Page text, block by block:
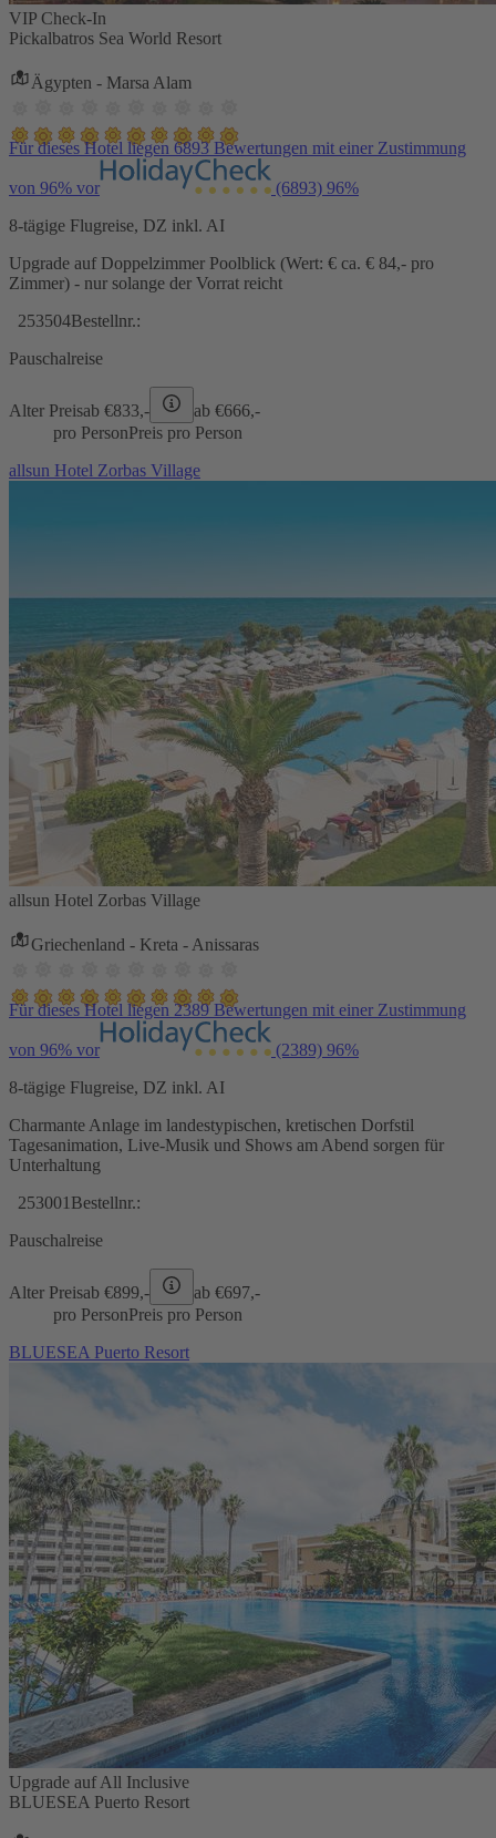
VIP Check-In
Pickalbatros Sea World Resort
Ägypten - Marsa Alam
Für dieses Hotel liegen 6893 Bewertungen mit einer Zustimmung
von 96% vor (6893) 96%
8-tägige Flugreise, DZ inkl. AI
Upgrade auf Doppelzimmer Poolblick (Wert: € ca. € 84,- pro
Zimmer) - nur solange der Vorrat reicht
253504Bestellnr.:
Pauschalreise
Alter Preisab €833,- ab €666,-
pro PersonPreis pro Person
allsun Hotel Zorbas Village
allsun Hotel Zorbas Village
Griechenland - Kreta - Anissaras
Für dieses Hotel liegen 2389 Bewertungen mit einer Zustimmung
von 96% vor (2389) 96%
8-tägige Flugreise, DZ inkl. AI
Charmante Anlage im landestypischen, kretischen Dorfstil
Tagesanimation, Live-Musik und Shows am Abend sorgen für
Unterhaltung
253001 Bestellnr.:
Pauschalreise
Alter Preisab €899,- ab €697,-
pro PersonPreis pro Person
BLUESEA Puerto Resort
Upgrade auf All Inclusive
BLUESEA Puerto Resort